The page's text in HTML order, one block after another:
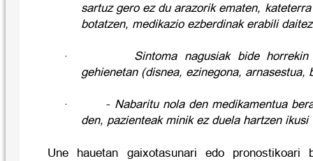
sartuz gero ez du arazorik ematen,
botatzen, medikazio ezberdinak erabili
·
Sintoma nagusiak bide
gehienetan (disnea, ezinegona, arnasestua,
· - Nabaritu nola den medikamentua
den, pazienteak minik ez duela hartzen ikusi
Une hauetan gaixotasunari edo pronostikoari